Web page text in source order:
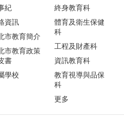
紀
資訊
市教育簡介
市教育政策
書
學校
終身教育科
體育及衛生保健
科
工程及財產科
資訊教育科
教育視導與品保
科
更多